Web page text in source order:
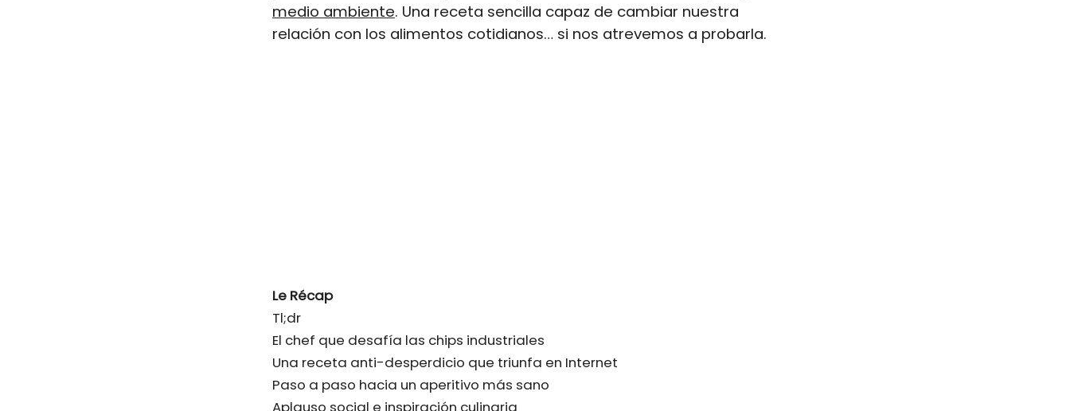
medio ambiente. Una receta sencilla capaz de cambiar nuestra
relación con los alimentos cotidianos… si nos atrevemos a probarla.
Le Récap
Tl;dr
El chef que desafía las chips industriales
Una receta anti-desperdicio que triunfa en Internet
Paso a paso hacia un aperitivo más sano
Aplauso social e inspiración culinaria